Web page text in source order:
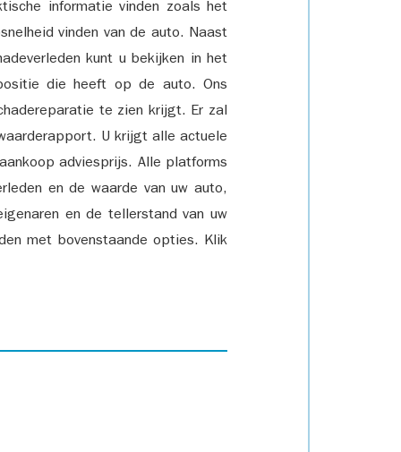
informatie vinden zoals het
vinden van de auto. Naast
kunt u bekijken in het
die heeft op de auto. Ons
te zien krijgt. Er zal
U krijgt alle actuele
adviesprijs. Alle platforms
en de waarde van uw auto,
en de tellerstand van uw
met bovenstaande opties. Klik